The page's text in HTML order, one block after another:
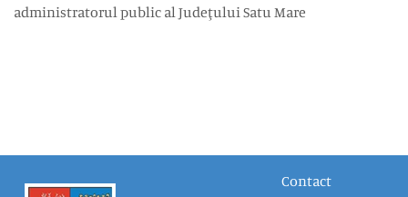
administratorul public al Judeţului Satu Mare
Contact